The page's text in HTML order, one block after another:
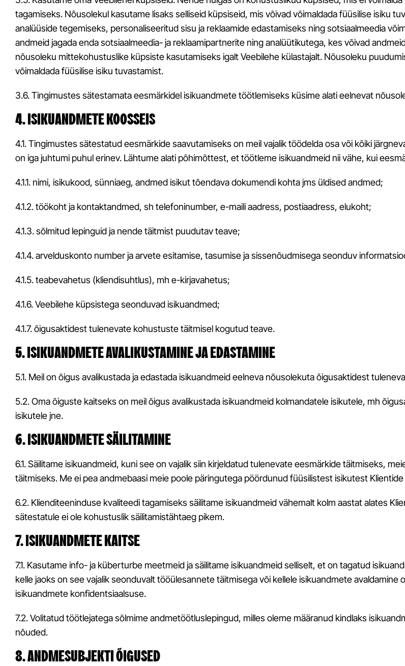
tagamiseks. Nõusolekul kasutame lisaks selliseid küpsiseid, mis võivad võimaldada füüsilise isiku
analüüside tegemiseks, personaliseeritud sisu ja reklaamide edastamiseks ning sotsiaalmeedia
andmeid jagada enda sotsiaalmeedia- ja reklaamipartnerite ning analüütikutega, kes võivad
nõusoleku mittekohustuslike küpsiste kasutamiseks igalt Veebilehe külastajalt. Nõusoleku
võimaldada füüsilise isiku tuvastamist.
3.6. Tingimustes sätestamata eesmärkidel isikuandmete töötlemiseks küsime alati eelnevat
4. ISIKUANDMETE KOOSSEIS
4.1. Tingimustes sätestatud eesmärkide saavutamiseks on meil vajalik töödelda osa või kõiki
on iga juhtumi puhul erinev. Lähtume alati põhimõttest, et töötleme isikuandmeid nii vähe, kui
4.1.1. nimi, isikukood, sünniaeg, andmed isikut tõendava dokumendi kohta jms üldised andmed;
4.1.2. töökoht ja kontaktandmed, sh telefoninumber, e-maili aadress, postiaadress, elukoht;
4.1.3. sõlmitud lepinguid ja nende täitmist puudutav teave;
4.1.4. arvelduskonto number ja arvete esitamise, tasumise ja sissenõudmisega seonduv
4.1.5. teabevahetus (kliendisuhtlus), mh e-kirjavahetus;
4.1.6. Veebilehe küpsistega seonduvad isikuandmed;
4.1.7. õigusaktidest tulenevate kohustuste täitmisel kogutud teave.
5. ISIKUANDMETE AVALIKUSTAMINE JA EDASTAMINE
5.1. Meil on õigus avalikustada ja edastada isikuandmeid eelneva nõusolekuta õigusaktidest
5.2. Oma õiguste kaitseks on meil õigus avalikustada isikuandmeid kolmandatele isikutele, mh
isikutele jne.
6. ISIKUANDMETE SÄILITAMINE
6.1. Säilitame isikuandmeid, kuni see on vajalik siin kirjeldatud tulenevate eesmärkide täitmiseks,
täitmiseks. Me ei pea andmebaasi meie poole päringutega pöördunud füüsilistest isikutest
6.2. Klienditeeninduse kvaliteedi tagamiseks säilitame isikuandmeid vähemalt kolm aastat alates
sätestatule ei ole kohustuslik säilitamistähtaeg pikem.
7. ISIKUANDMETE KAITSE
7.1. Kasutame info- ja küberturbe meetmeid ja säilitame isikuandmeid selliselt, et on tagatud
kelle jaoks on see vajalik seonduvalt tööülesannete täitmisega või kellele isikuandmete
isikuandmete konfidentsiaalsuse.
7.2. Volitatud töötlejatega sõlmime andmetöötluslepingud, milles oleme määranud kindlaks
nõuded.
8. ANDMESUBJEKTI ÕIGUSED